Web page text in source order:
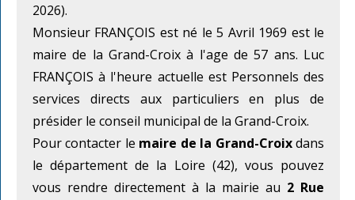
2026).
Monsieur FRANÇOIS est né le 5 Avril 1969 est le
maire de la Grand-Croix à l'age de 57 ans. Luc
FRANÇOIS à l'heure actuelle est Personnels des
services directs aux particuliers en plus de
présider le conseil municipal de la Grand-Croix.
Pour contacter le maire de la Grand-Croixdans
le département de la Loire (42), vous pouvez
vous rendre directement à la mairie au 2 Rue